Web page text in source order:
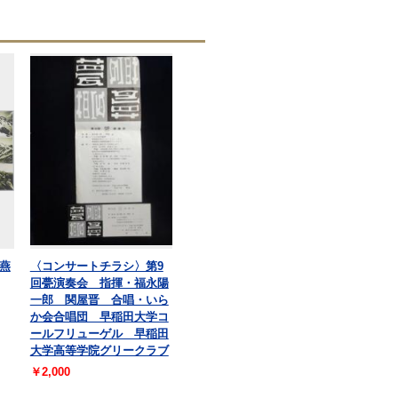
〈コンサートチラシ〉第9
回甍演奏会 指揮・福永陽
一郎 関屋晋 合唱・いら
か会合唱団 早稲田大学コ
ールフリューゲル 早稲田
大学高等学院グリークラブ
￥2,000